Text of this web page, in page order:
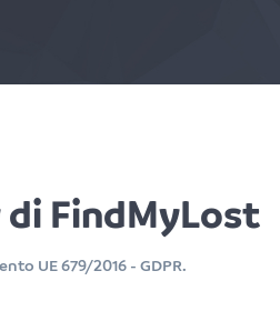
di FindMyLost
UE 679/2016 - GDPR.